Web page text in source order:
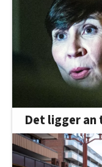
Det ligger